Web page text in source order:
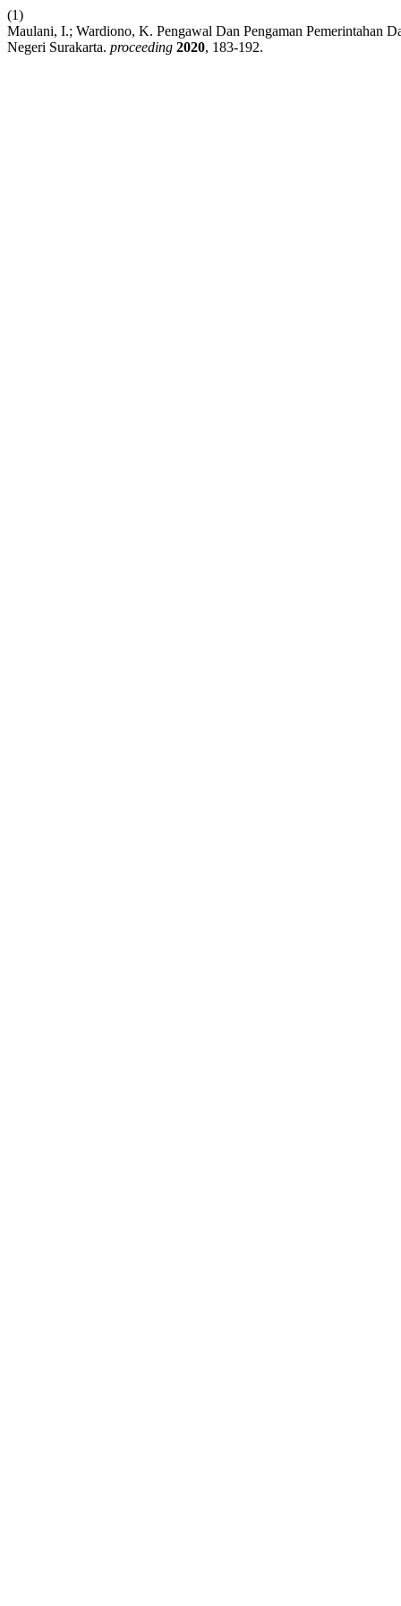
(1)
Maulani, I.; Wardiono, K. Pengawal Dan Pengaman Pemerintahan
Negeri Surakarta. proceeding 2020, 183-192.